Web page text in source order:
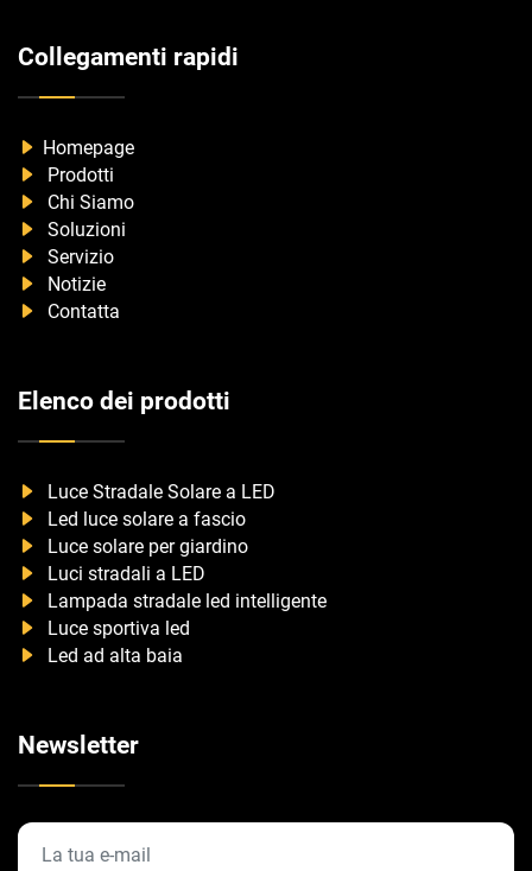
Collegamenti rapidi
Homepage
Prodotti
Chi Siamo
Soluzioni
Servizio
Notizie
Contatta
Elenco dei prodotti
Luce Stradale Solare a LED
Led luce solare a fascio
Luce solare per giardino
Luci stradali a LED
Lampada stradale led intelligente
Luce sportiva led
Led ad alta baia
Newsletter